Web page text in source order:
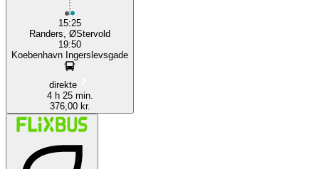
15:25
Randers, ØStervold
19:50
Koebenhavn Ingerslevsgade
direkte
4 h 25 min.
376,00 kr.